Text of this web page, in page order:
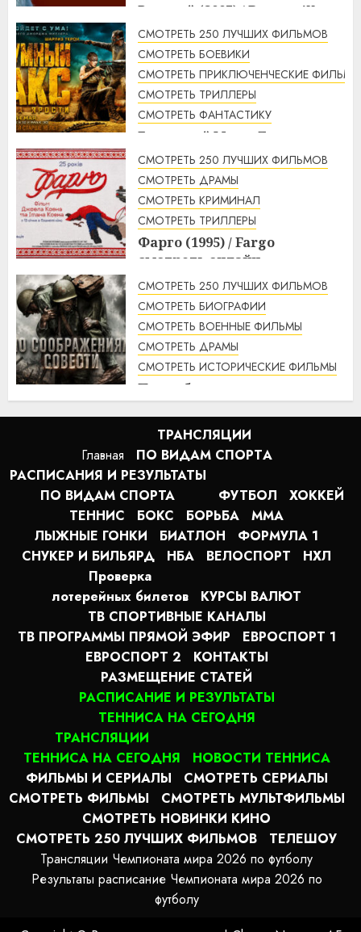
Рататуй (2007) / Ratatouille
смотреть онлайн
2:32 07.08.2026
СМОТРЕТЬ 250 ЛУЧШИХ ФИЛЬМОВ
СМОТРЕТЬ БОЕВИКИ
СМОТРЕТЬ ПРИКЛЮЧЕНЧЕСКИЕ ФИЛЬМЫ
СМОТРЕТЬ ТРИЛЛЕРЫ
СМОТРЕТЬ ФАНТАСТИКУ
Безумный Макс: Дорога
ярости (2015) / Mad Max: Fury
Road смотреть онлайн
1:56 07.08.2026
СМОТРЕТЬ 250 ЛУЧШИХ ФИЛЬМОВ
СМОТРЕТЬ ДРАМЫ
СМОТРЕТЬ КРИМИНАЛ
СМОТРЕТЬ ТРИЛЛЕРЫ
Фарго (1995) / Fargo
смотреть онлайн
1:49 07.08.2026
СМОТРЕТЬ 250 ЛУЧШИХ ФИЛЬМОВ
СМОТРЕТЬ БИОГРАФИИ
СМОТРЕТЬ ВОЕННЫЕ ФИЛЬМЫ
СМОТРЕТЬ ДРАМЫ
СМОТРЕТЬ ИСТОРИЧЕСКИЕ ФИЛЬМЫ
По соображениям совести
(2016) / Hacksaw Ridge
1:12 07.08.2026
Главная
ТРАНСЛЯЦИИ
ПО ВИДАМ СПОРТA
РАСПИСАНИЯ И РЕЗУЛЬТАТЫ
ПО ВИДАМ СПОРТА
ФУТБОЛ
ХОККЕЙ
ТЕННИС
БОКС БОРЬБА
MMA
ЛЫЖНЫЕ ГОНКИ
БИАТЛОН
ФОРМУЛА 1
СНУКЕР И БИЛЬЯРД
НБА ВЕЛОСПОРТ
НХЛ
Проверка
лотерейных билетов
КУРСЫ ВАЛЮТ
ТВ СПОРТИВНЫЕ КАНАЛЫ
ТВ ПРОГРАММЫ ПРЯМОЙ ЭФИР
ЕВРОСПОРТ 1
ЕВРОСПОРТ 2
КОНТАКТЫ
РАЗМЕЩЕНИЕ СТАТЕЙ
РАСПИСАНИЕ И РЕЗУЛЬТАТЫ
ТЕННИСА НА СЕГОДНЯ
ТРАНСЛЯЦИИ
ТЕННИСА НА СЕГОДНЯ
НОВОСТИ ТЕННИСА
ФИЛЬМЫ И СЕРИАЛЫ
СМОТРЕТЬ СЕРИАЛЫ
СМОТРЕТЬ ФИЛЬМЫ
СМОТРЕТЬ МУЛЬТФИЛЬМЫ
СМОТРЕТЬ НОВИНКИ КИНО
СМОТРЕТЬ 250 ЛУЧШИХ ФИЛЬМОВ
ТЕЛЕШОУ
Трансляции Чемпионата мира 2026 по футболу
Результаты расписание Чемпионата мира 2026 по
футболу